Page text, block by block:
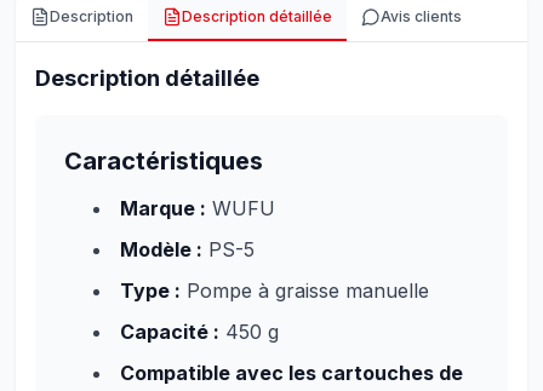
Description Description détaillée Avis clients
Description détaillée
Caractéristiques
Marque : WUFU
Modèle : PS-5
Type : Pompe à graisse manuelle
Capacité : 450 g
Compatible avec les cartouches de